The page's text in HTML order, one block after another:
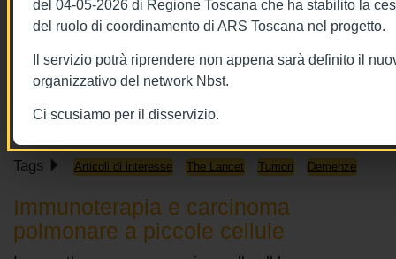
del 04-05-2026 di Regione Toscana che ha stabilito la
del ruolo di coordinamento di ARS Toscana nel progetto.
Il servizio potrà riprendere non appena sarà definito il
organizzativo del network Nbst.
Ci scusiamo per il disservizio.
23 novembre 2019 - This week in
The Lancet
Tags Articoli di interesse The Lancet Tumori Demenze
Immunoterapia e carcinoma
polmonare a piccole cellule